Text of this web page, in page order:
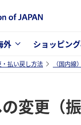
外 ショッピン
払い戻し方法 （国内
変更（